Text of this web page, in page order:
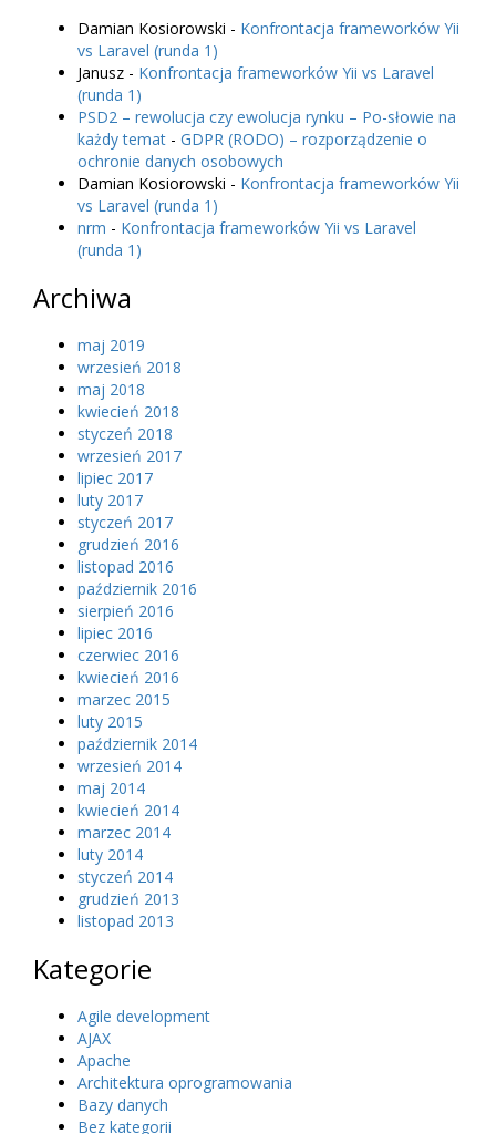
Damian Kosiorowski - Konfrontacja frameworków Yii
vs Laravel (runda 1)
Janusz - Konfrontacja frameworków Yii vs Laravel
(runda 1)
PSD2 – rewolucja czy ewolucja rynku – Po-słowie na
każdy temat - GDPR (RODO) – rozporządzenie o
ochronie danych osobowych
Damian Kosiorowski - Konfrontacja frameworków Yii
vs Laravel (runda 1)
nrm - Konfrontacja frameworków Yii vs Laravel
(runda 1)
Archiwa
maj 2019
wrzesień 2018
maj 2018
kwiecień 2018
styczeń 2018
wrzesień 2017
lipiec 2017
luty 2017
styczeń 2017
grudzień 2016
listopad 2016
październik 2016
sierpień 2016
lipiec 2016
czerwiec 2016
kwiecień 2016
marzec 2015
luty 2015
październik 2014
wrzesień 2014
maj 2014
kwiecień 2014
marzec 2014
luty 2014
styczeń 2014
grudzień 2013
listopad 2013
Kategorie
Agile development
AJAX
Apache
Architektura oprogramowania
Bazy danych
Bez kategorii